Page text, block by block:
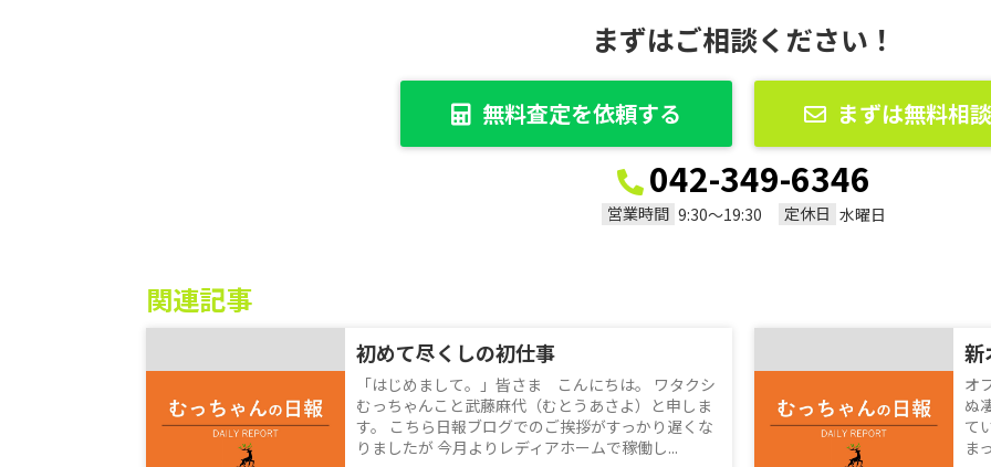
まずはご相談ください！
無料査定を依頼する まずは無料相
042-349-6346
営業時間 9:30〜19:30 定休日 水曜日
関連記事
初めて尽くしの初仕事
「はじめまして。」皆さま こんにちは。 ワタクシ
むっちゃんこと武藤麻代（むとうあさよ）と申しま
す。 こちら日報ブログでのご挨拶がすっかり遅くな
りましたが 今月よりレディアホームで稼働し...
新
オ
ぬ
て
ま